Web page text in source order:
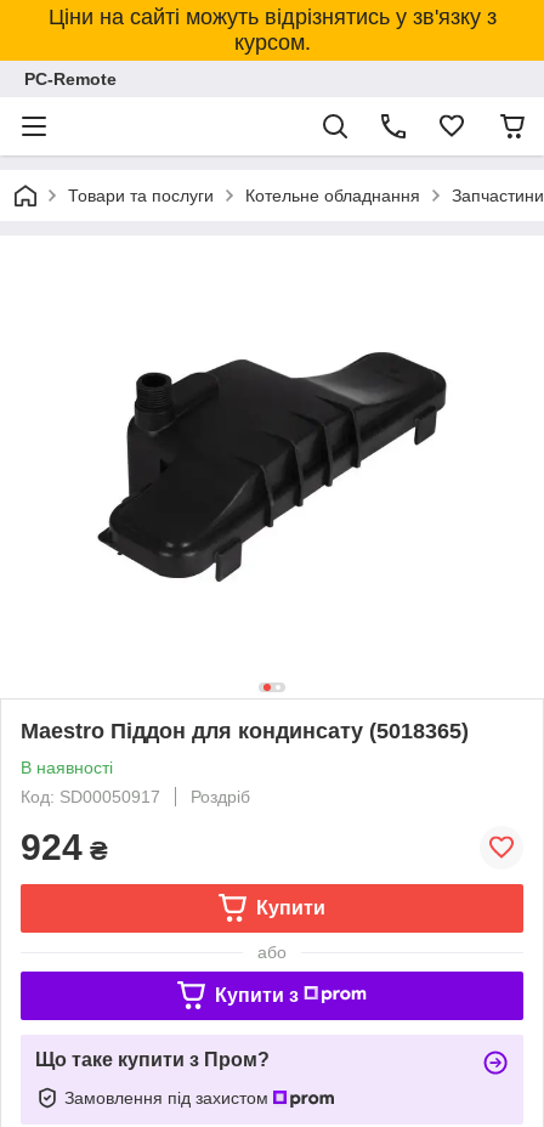
Ціни на сайті можуть відрізнятись у зв'язку з
курсом.
PC-Remote
Товари та послуги Котельне обладнання
Maestro Піддон для кондинсату (5018365)
В наявності
Код: SD00050917
Роздріб
924 ₴
Купити
або
Купити з
Що таке купити з Пром?
Замовлення під захистом